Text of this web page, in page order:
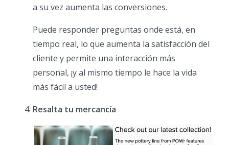
a su vez aumenta las conversiones.
Puede responder preguntas onde está, en
tiempo real, lo que aumenta la satisfacción del
cliente y permite una interacción más
personal, ¡y al mismo tiempo le hace la vida
más fácil a usted!
Resalta tu mercancía